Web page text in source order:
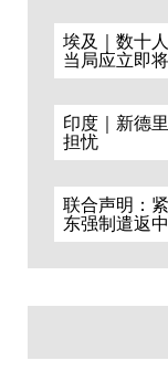
埃及｜数十
当局应立即
印度｜新德
担忧
联合声明：
东强制遣返